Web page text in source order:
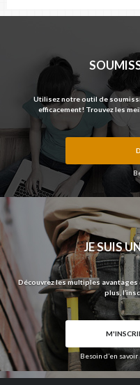
Utilisez notre outil de
efficacement! Trouvez les
JE SUIS
Découvrez les multiples
plus,
Besoin d’en